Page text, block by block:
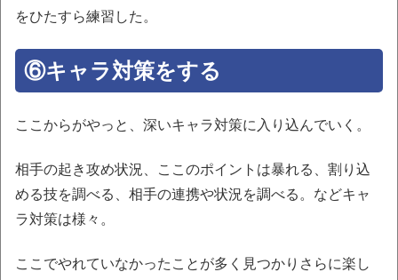
をひたすら練習した。
⑥キャラ対策をする
ここからがやっと、深いキャラ対策に入り込んでいく。
相手の起き攻め状況、ここのポイントは暴れる、割り込
める技を調べる、相手の連携や状況を調べる。などキャ
ラ対策は様々。
ここでやれていなかったことが多く見つかりさらに楽し